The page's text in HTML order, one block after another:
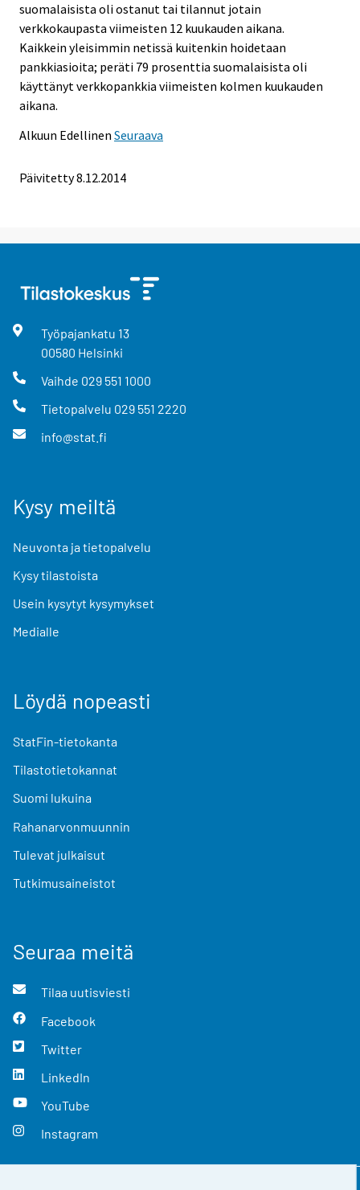
suomalaisista oli ostanut tai tilannut jotain
verkkokaupasta viimeisten 12 kuukauden aikana.
Kaikkein yleisimmin netissä kuitenkin hoidetaan
pankkiasioita; peräti 79 prosenttia suomalaisista oli
käyttänyt verkkopankkia viimeisten kolmen kuukauden
aikana.
Alkuun Edellinen Seuraava
Päivitetty 8.12.2014
Työpajankatu 13
00580 Helsinki
Vaihde 029 551 1000
Tietopalvelu 029 551 2220
info@stat.fi
Kysy meiltä
Neuvonta ja tietopalvelu
Kysy tilastoista
Usein kysytyt kysymykset
Medialle
Löydä nopeasti
StatFin-tietokanta
Tilastotietokannat
Suomi lukuina
Rahanarvonmuunnin
Tulevat julkaisut
Tutkimusaineistot
Seuraa meitä
Tilaa uutisviesti
Facebook
Twitter
LinkedIn
YouTube
Instagram